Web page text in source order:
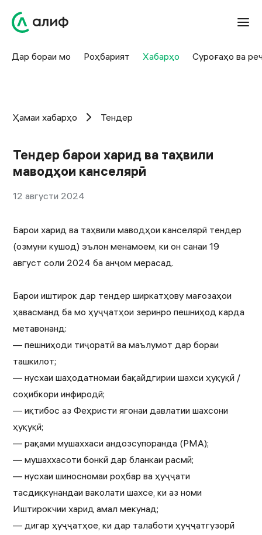
Дар бораи мо Роҳбарият Хабарҳо Суроғаҳо ва
Ҳамаи хабарҳо Тендер
Тендер барои харид ва таҳвили
маводҳои канселярӣ
12 августи 2024
Барои харид ва таҳвили маводҳои канселярӣ тендер
(озмуни кушод) эълон менамоем, ки он санаи 19
август соли 2024 ба анҷом мерасад.
Барои иштирок дар тендер ширкатҳову мағозаҳои
ҳавасманд ба мо ҳуҷҷатҳои зеринро пешниҳод карда
метавонанд:
— пешниҳоди тиҷоратӣ ва маълумот дар бораи
ташкилот;
— нусхаи шаҳодатномаи бақайдгирии шахси ҳуқуқӣ /
соҳибкори инфиродӣ;
— иқтибос аз Феҳристи ягонаи давлатии шахсони
ҳуқуқӣ;
— рақами мушаххаси андозсупоранда (РМА);
— мушаххасоти бонкӣ дар бланкаи расмӣ;
— нусхаи шиносномаи роҳбар ва ҳуҷҷати
тасдиқкунандаи ваколати шахсе, ки аз номи
Иштирокчии харид амал мекунад;
— дигар ҳуҷҷатҳое, ки дар талаботи ҳуҷҷатгузорӣ